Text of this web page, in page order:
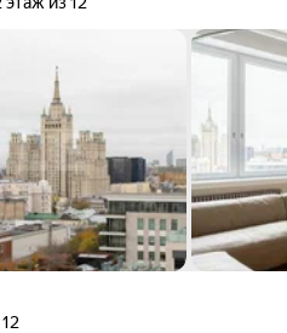
12